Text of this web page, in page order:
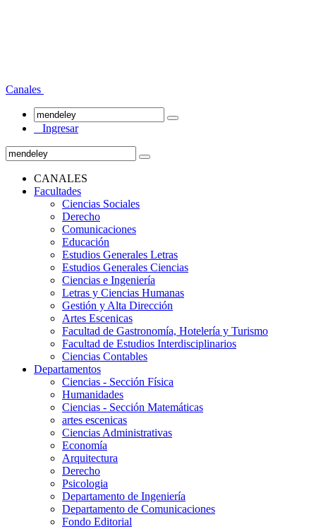
Canales
Ingresar
CANALES
Facultades
Ciencias Sociales
Derecho
Comunicaciones
Educación
Estudios Generales Letras
Estudios Generales Ciencias
Ciencias e Ingeniería
Letras y Ciencias Humanas
Gestión y Alta Dirección
Artes Escenicas
Facultad de Gastronomía, Hotelería y Turismo
Facultad de Estudios Interdisciplinarios
Ciencias Contables
Departamentos
Ciencias - Sección Física
Humanidades
Ciencias - Sección Matemáticas
artes escenicas
Ciencias Administrativas
Economía
Arquitectura
Derecho
Psicologia
Departamento de Ingeniería
Departamento de Comunicaciones
Fondo Editorial